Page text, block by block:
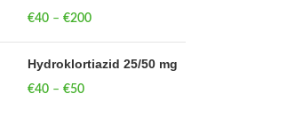
€40 – €200Price range: €40
Hydroklortiazid 25/50 mg
€40 – €50Price range: €40